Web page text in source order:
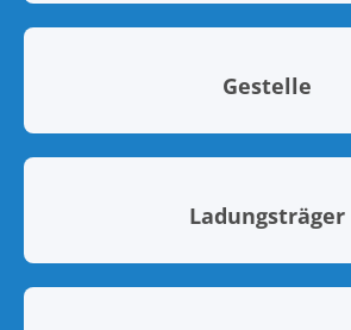
Gestelle
Ladungsträger